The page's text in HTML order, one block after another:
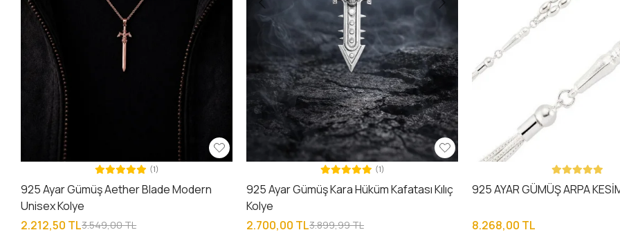
(1)
925 Ayar Gümüş Aether Blade Modern
Unisex Kolye
2.212,50 TL3.549,00 TL
(1)
925 Ayar Gümüş Kara Hüküm Kafatası Kılıç
Kolye
2.700,00 TL3.899,99 TL
925 AYAR GÜMÜŞ ARPA
8.268,00 TL